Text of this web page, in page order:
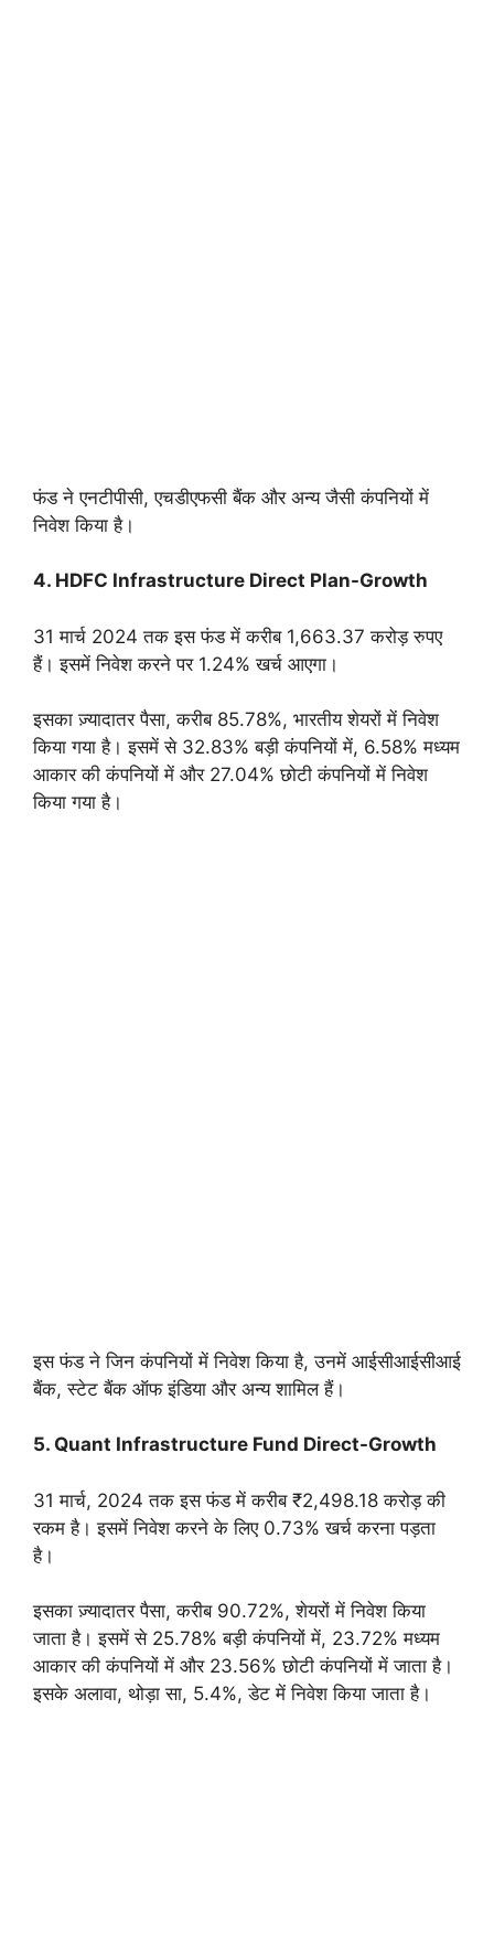
फंड ने एनटीपीसी, एचडीएफसी बैंक और अन्य जैसी कंपनियों में
निवेश किया है।
4. HDFC Infrastructure Direct Plan-Growth
31 मार्च 2024 तक इस फंड में करीब 1,663.37 करोड़ रुपए
हैं। इसमें निवेश करने पर 1.24% खर्च आएगा।
इसका ज़्यादातर पैसा, करीब 85.78%, भारतीय शेयरों में निवेश
किया गया है। इसमें से 32.83% बड़ी कंपनियों में, 6.58% मध्यम
आकार की कंपनियों में और 27.04% छोटी कंपनियों में निवेश
किया गया है।
इस फंड ने जिन कंपनियों में निवेश किया है, उनमें आईसीआईसीआई
बैंक, स्टेट बैंक ऑफ इंडिया और अन्य शामिल हैं।
5. Quant Infrastructure Fund Direct-Growth
31 मार्च, 2024 तक इस फंड में करीब ₹2,498.18 करोड़ की
रकम है। इसमें निवेश करने के लिए 0.73% खर्च करना पड़ता
है।
इसका ज़्यादातर पैसा, करीब 90.72%, शेयरों में निवेश किया
जाता है। इसमें से 25.78% बड़ी कंपनियों में, 23.72% मध्यम
आकार की कंपनियों में और 23.56% छोटी कंपनियों में जाता है।
इसके अलावा, थोड़ा सा, 5.4%, डेट में निवेश किया जाता है।